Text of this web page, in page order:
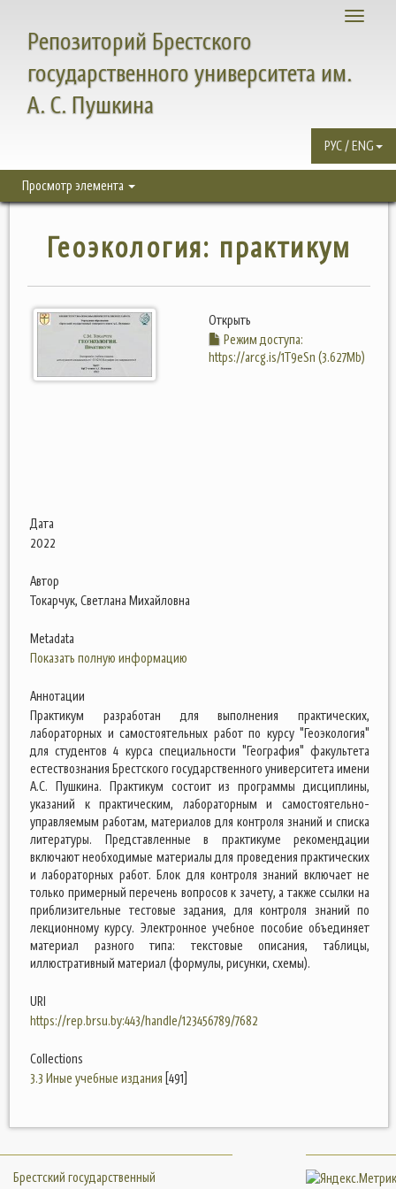
Toggle
Репозиторий Брестского
государственного университета им.
А. С. Пушкина
РУС / ENG
Просмотр элемента
Геоэкология: практикум
Открыть
Режим доступа:
https://arcg.is/1T9eSn (3.627Mb)
Дата
2022
Автор
Токарчук, Светлана Михайловна
Metadata
Показать полную информацию
Аннотации
Практикум разработан для выполнения практических,
лабораторных и самостоятельных работ по курсу "Геоэкология"
для студентов 4 курса специальности "География" факультета
естествознания Брестского государственного университета имени
А.С. Пушкина. Практикум состоит из программы дисциплины,
указаний к практическим, лабораторным и самостоятельно-
управляемым работам, материалов для контроля знаний и списка
литературы. Представленные в практикуме рекомендации
включают необходимые материалы для проведения практических
и лабораторных работ. Блок для контроля знаний включает не
только примерный перечень вопросов к зачету, а также ссылки на
приблизительные тестовые задания, для контроля знаний по
лекционному курсу. Электронное учебное пособие объединяет
материал разного типа: текстовые описания, таблицы,
иллюстративный материал (формулы, рисунки, схемы).
URI
https://rep.brsu.by:443/handle/123456789/7682
Collections
3.3 Иные учебные издания [491]
Брестский государственный